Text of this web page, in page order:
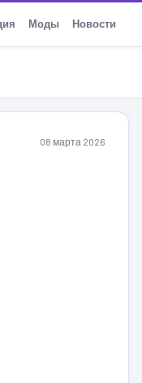
Моды Новости
08 марта 2026